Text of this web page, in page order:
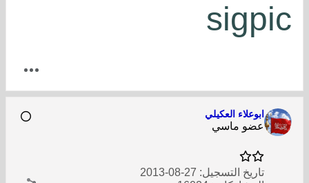
sigpic
ابوعلاء العكيلي
عضو ماسي
تاريخ التسجيل: 27-08-2013